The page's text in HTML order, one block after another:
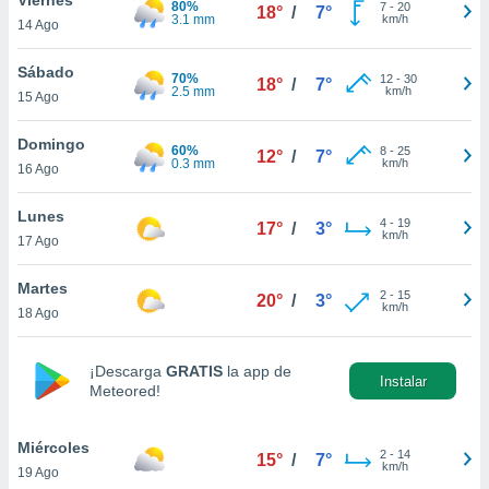
en
más
nuestra
de
aceptar
de
14 Ago
80%
3.1 mm
18° / 7° 7- 20
km/h
Sábado
15 Ago
70%
2.5 mm
18° / 7° 12- 30
km/h
Domingo
16 Ago
60%
0.3 mm
12° / 7° 8- 25
km/h
Lunes
17 Ago
17° / 3° 4- 19
km/h
Martes
18 Ago
20° / 3° 2- 15
km/h
¡Descarga GRATIS la app de
Meteored!
Instalar
Miércoles
19 Ago
15° / 7° 2- 14
km/h